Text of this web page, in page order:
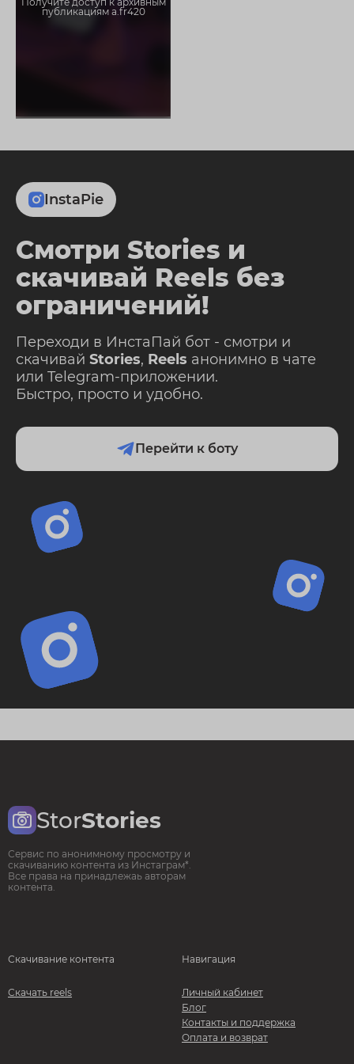
публикациям a.fr420
InstaPie
Смотри Stories и
скачивай Reels без
ограничений!
Переходи в ИнстаПай бот - смотри и
скачивай Stories, Reels анонимно в чате
или Telegram-приложении.
Быстро, просто и удобно.
Перейти к боту
StorStories
Сервис по анонимному просмотру и
скачиванию контента из Инстаграм*.
Все права на принадлежаь авторам
контента.
Скачивание контента
Скачать reels
Навигация
Личный кабинет
Блог
Контакты и поддержка
Оплата и возврат